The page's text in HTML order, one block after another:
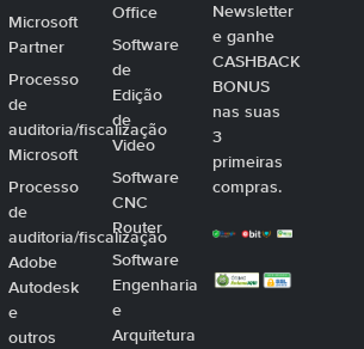
Microsoft
Partner
Processo
de
auditoria/fiscalização
Microsoft
Processo
de
auditoria/fiscalização
Adobe
Autodesk
e
outros
Office
Software
de
Edição
de
Video
Software
CNC
Router
Software
Engenharia
e
Arquitetura
Newsletter
e ganhe
CASHBACK
BONUS
nas suas
3
primeiras
compras.